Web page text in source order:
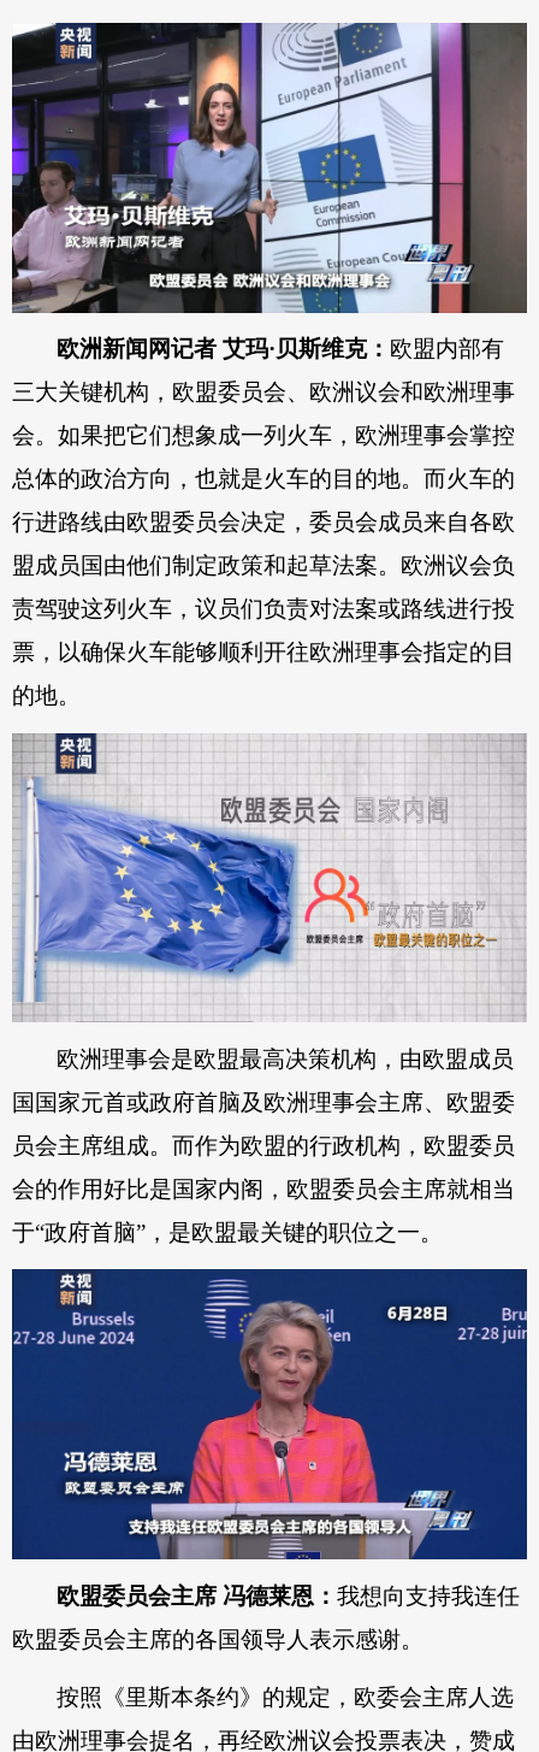
欧洲新闻网记者 艾玛·贝斯维克： 欧盟内部有
三大关键机构，欧盟委员会、欧洲议会和欧洲理事
会。如果把它们想象成一列火车，欧洲理事会掌控
总体的政治方向，也就是火车的目的地。而火车的
行进路线由欧盟委员会决定，委员会成员来自各欧
盟成员国由他们制定政策和起草法案。欧洲议会负
责驾驶这列火车，议员们负责对法案或路线进行投
票，以确保火车能够顺利开往欧洲理事会指定的目
的地。
欧洲理事会是欧盟最高决策机构，由欧盟成员
国国家元首或政府首脑及欧洲理事会主席、欧盟委
员会主席组成。而作为欧盟的行政机构，欧盟委员
会的作用好比是国家内阁，欧盟委员会主席就相当
于“政府首脑”，是欧盟最关键的职位之一。
欧盟委员会主席 冯德莱恩：我想向支持我连任
欧盟委员会主席的各国领导人表示感谢。
按照《里斯本条约》的规定，欧委会主席人选
由欧洲理事会提名，再经欧洲议会投票表决，赞成